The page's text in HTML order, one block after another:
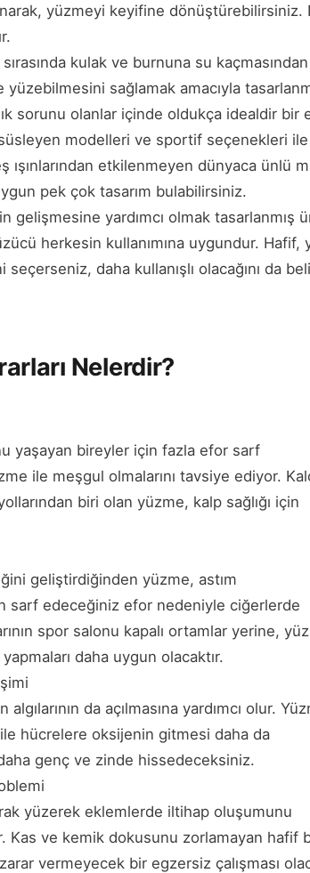
yüzmeyi keyifine dönüştürebilirsiniz.
kulak ve burnuna su kaçmasından
sağlamak amacıyla
sorunu olanlar içinde oldukça idealdir bir
süsleyen modelleri ve sportif seçenekleri
etkilenmeyen dünyaca ünlü
pek çok tasarım bulabilirsiniz.
gelişmesine yardımcı olmak tasarlanmış
herkesin kullanımına uygundur. Hafif,
seçerseniz, daha kullanışlı olacağını da
Nelerdir?
yaşayan bireyler için fazla efor sarf
ile meşgul olmalarını tavsiye ediyor.
biri olan yüzme, kalp sağlığı için
geliştirdiğinden yüzme, astım
sarf edeceğiniz efor nedeniyle ciğerlerde
spor salonu kapalı ortamlar yerine,
daha uygun olacaktır.
da açılmasına yardımcı olur.
ile hücrelere oksijenin gitmesi daha da
genç ve zinde hissedeceksiniz.
yüzerek eklemlerde iltihap oluşumunu
Kas ve kemik dokusunu zorlamayan hafif
vermeyecek bir egzersiz çalışması